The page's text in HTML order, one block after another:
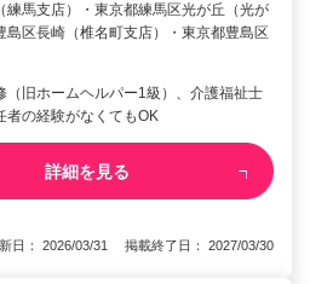
練馬支店）・東京都練馬区光が丘（光が
島区長崎（椎名町支店）・東京都豊島区
（旧ホームヘルパー1級）、介護福祉士
の経験がなくてもOK
詳細を見る
日： 2026/03/31 掲載終了日： 2027/03/30